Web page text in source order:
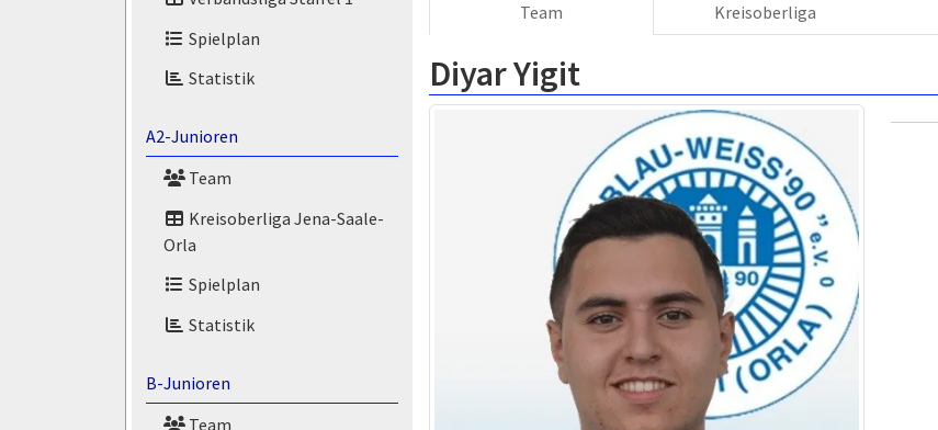
Spielplan
Statistik
A2-Junioren
Team
Kreisoberliga Jena-Saale-
Orla
Spielplan
Statistik
B-Junioren
Team
Team Kreisoberliga
Diyar Yigit